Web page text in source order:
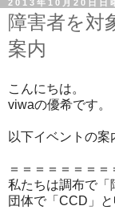
2013年10月20日日
障害者を対
案内
こんにちは。
viwaの優希です。
以下イベントの案
＝＝＝＝＝＝＝＝
私たちは調布で「
団体で「 CCD」